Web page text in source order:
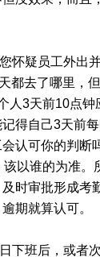
疑员工外出
都去了哪里，
人3天前10点钟
得自己3天前
认可你的判断
以谁的为准。
时审批形成考
期就算认可。
班后，或者